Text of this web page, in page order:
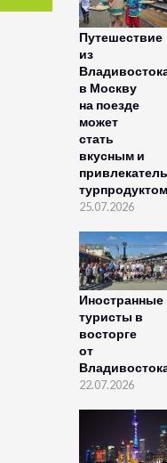
Путешествие
из
в Москву
на поезде
может
стать
вкусным и
турпродуктом
25.07.2026
Иностранные
туристы в
восторге
от
22.07.2026